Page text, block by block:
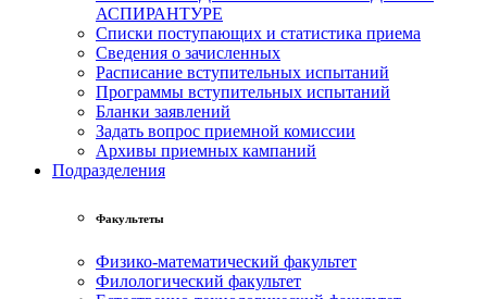
АСПИРАНТУРЕ
Списки поступающих и статистика приема
Сведения о зачисленных
Расписание вступительных испытаний
Программы вступительных испытаний
Бланки заявлений
Задать вопрос приемной комиссии
Архивы приемных кампаний
Подразделения
Факультеты
Физико-математический факультет
Филологический факультет